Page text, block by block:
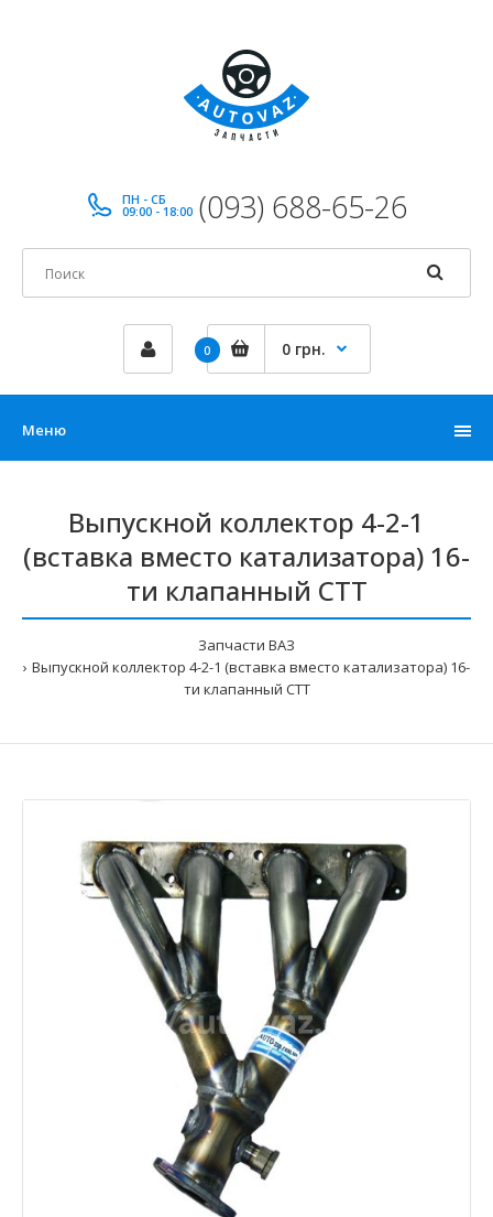
ПН - СБ
09:00 - 18:00 (093) 688-65-26
0 0 грн.
Меню
Выпускной коллектор 4-2-1
(вставка вместо катализатора) 16-
ти клапанный СТТ
Запчасти ВАЗ
Выпускной коллектор 4-2-1 (вставка вместо катализатора) 16-
ти клапанный СТТ